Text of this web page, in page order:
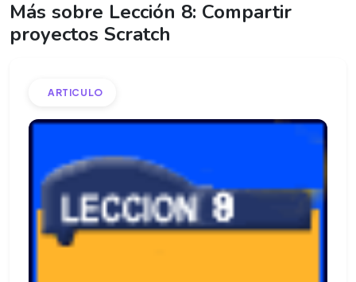
Más sobre Lección 8: Compartir
proyectos Scratch
ARTICULO